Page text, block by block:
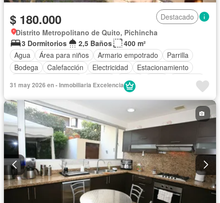
$ 180.000
Destacado
Distrito Metropolitano de Quito, Pichincha
3 Dormitorios
2,5 Baños
400 m²
Agua
Área para niños Armario empotrado
Parrilla
Bodega
Calefacción Electricidad
Estacionamiento
Jardín
Conserje
Seguridad
Parcialmente amoblado
31 may 2026 en - Inmobiliaria Excelencia